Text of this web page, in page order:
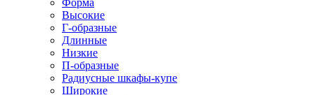
Форма
Высокие
Г-образные
Длинные
Низкие
П-образные
Радиусные шкафы-купе
Широкие